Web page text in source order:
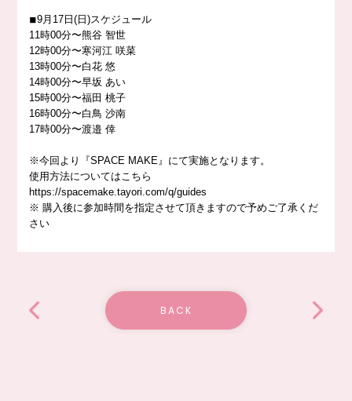
◾︎9月17日(日)スケジュール
11時00分〜熊谷 智世
12時00分〜寒河江 咲菜
13時00分〜白花 悠
14時00分〜早坂 あい
15時00分〜福田 桃子
16時00分〜白鳥 沙南
17時00分〜渡邉 倖
※今回より『SPACE MAKE』にて実施となります。
使用方法についてはこちら
https://spacemake.tayori.com/q/guides
※ 購入後に参加時間を指定させて頂きますので予めご了承くだ
さい
BACK